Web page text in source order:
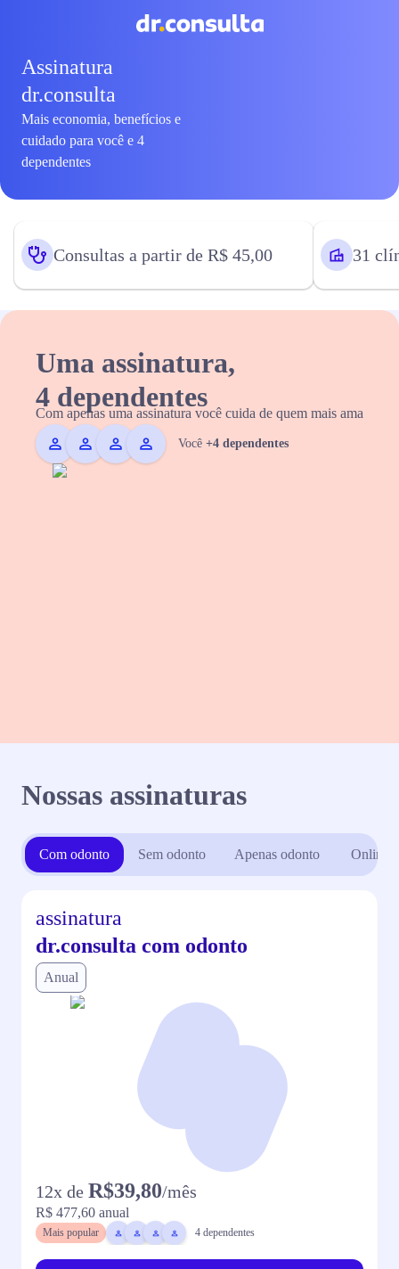
Assinatura
dr.consulta
Mais economia, benefícios e
cuidado para você e 4
dependentes
Consultas a partir de R$ 45,00 31
Uma assinatura,
4 dependentes
Com apenas uma assinatura você cuida de quem mais ama
Você +4 dependentes
Nossas assinaturas
Com odonto Sem odonto Apenas odonto Online
assinatura
dr.consulta com odonto
Anual
12x de R$39,80/mês
R$ 477,60 anual
Mais popular 4 dependentes